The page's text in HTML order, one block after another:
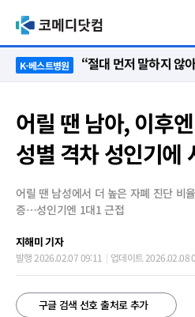
K-베스트병원
어릴 땐 남아, 이후
성별 격차 성인기에
어릴 땐 남성에서 더 높은 자폐 진단 비
증…성인기엔 1대1 근접
지해미 기자
발행 2026.02.07 09:11 업데이트 2026.02.08
구글 검색 선호 출처로 추가